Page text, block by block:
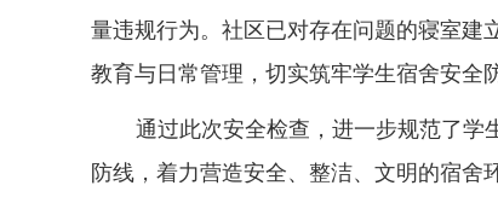
量违规行为。社区已对存在问题的寝室建
教育与日常管理，切实筑牢学生宿舍安全
通过此次安全检查，进一步规范了学
防线，着力营造安全、整洁、文明的宿舍